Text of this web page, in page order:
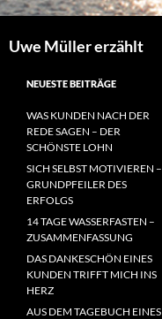
Uwe Müller erzählt
NEUESTE BEITRÄGE
WAS KUNDEN NACH DER
REDE SAGEN – DER
SCHÖNSTE LOHN
SICH SELBST MOTIVIEREN –
GRUNDPFEILER DES
ERFOLGS
14 TAGE WASSERFASTEN –
ZUSAMMENFASSUNG
DAS DANKESCHÖN EINES
KUNDEN TRIFFT MICH INS
HERZ
AUS DEM TAGEBUCH EINES